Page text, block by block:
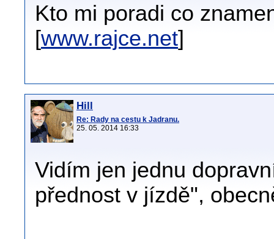
Kto mi poradi co
[www.rajce.net]
Hill
Re: Rady na cestu k Jadranu.
25. 05. 2014 16:33
Vidím jen jednu
přednost v jízdě",